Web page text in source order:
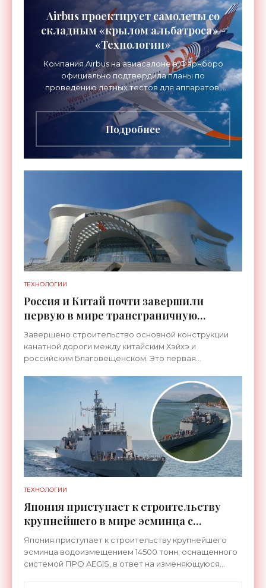
Airbus проектирует самолеты со
складным «крылом альбатроса» -
«Технологии»
Компания Airbus на авиасалоне в Фарнборо
официально подтвердила планы по
проведению летных тестов для аппаратов,
созданных в рамках нового проекта «Крыло
будущего». Цель разработки
Подробнее
ТЕХНОЛОГИИ
Россия и Китай почти завершили
первую в мире трансграничную
канатную дорогу между двумя
странами - «Технологии»
Завершено строительство основной конструкции
канатной дороги между китайским Хэйхэ и
российским Благовещенском. Это первая
соединит не просто два города, а
ТЕХНОЛОГИИ
Япония приступает к строительству
крупнейшего в мире эсминца с
системой ПРО AEGIS - «Оружие»
Япония приступает к строительству крупнейшего
эсминца водоизмещением 14500 тонн, оснащенного
системой ПРО AEGIS, в ответ на изменяющуюся